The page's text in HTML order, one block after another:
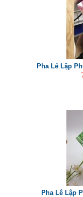
Pha Lê Lập
Pha Lê Lập